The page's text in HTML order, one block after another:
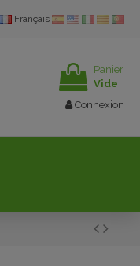
Français
Panier
Vide
Connexion